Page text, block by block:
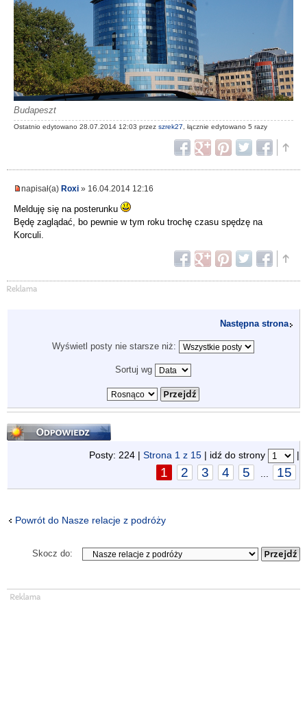
Budapeszt
Ostatnio edytowano 28.07.2014 12:03 przez szrek27 , łącznie edytowano 5 razy
napisał(a) Roxi » 16.04.2014 12:16
Melduję się na posterunku
Będę zaglądać, bo pewnie w tym roku trochę czasu spędzę na
Korculi.
Następna strona
Wyświetl posty nie starsze niż:
Sortuj wg
Odpowiedz
Posty: 224 | Strona 1 z 15 | idź do strony |
1 2 3 4 5 15
Powrót do Nasze relacje z podróży
Skocz do: